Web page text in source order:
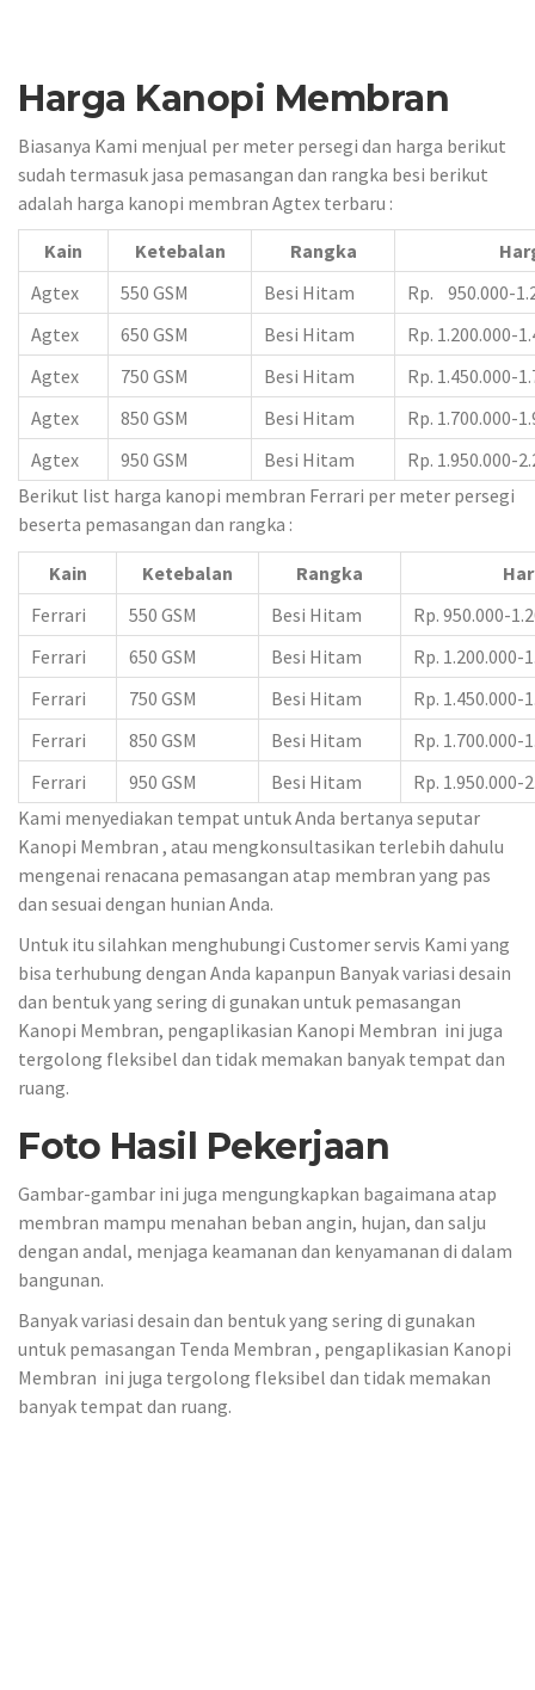
Harga Kanopi Membran
Biasanya Kami menjual per meter persegi dan harga berikut
sudah termasuk jasa pemasangan dan rangka besi berikut
adalah harga kanopi membran Agtex terbaru :
Kain Ketebalan Rangka
Agtex
550 GSM Besi Hitam
Rp. 950.000-
Agtex
650 GSM Besi Hitam
Rp. 1.200.000-
Agtex
750 GSM Besi Hitam
Rp. 1.450.000-
Agtex
850 GSM Besi Hitam
Rp. 1.700.000-
Agtex
950 GSM Besi Hitam
Rp. 1.950.000-
Berikut list harga kanopi membran Ferrari per meter persegi
beserta pemasangan dan rangka :
Kain Ketebalan Rangka
Ferrari
550 GSM Besi Hitam
Rp. 950.000-
Ferrari
650 GSM Besi Hitam
Rp. 1.200.000-
Ferrari
750 GSM Besi Hitam
Rp. 1.450.000-
Ferrari
850 GSM Besi Hitam
Rp. 1.700.000-
Ferrari
950 GSM Besi Hitam
Rp. 1.950.000-
Kami menyediakan tempat untuk Anda bertanya seputar
Kanopi Membran , atau mengkonsultasikan terlebih dahulu
mengenai renacana pemasangan atap membran yang pas
dan sesuai dengan hunian Anda.
Untuk itu silahkan menghubungi Customer servis Kami yang
bisa terhubung dengan Anda kapanpun Banyak variasi desain
dan bentuk yang sering di gunakan untuk pemasangan
Kanopi Membran, pengaplikasian Kanopi Membran ini juga
tergolong fleksibel dan tidak memakan banyak tempat dan
ruang.
Foto Hasil Pekerjaan
Gambar-gambar ini juga mengungkapkan bagaimana atap
membran mampu menahan beban angin, hujan, dan salju
dengan andal, menjaga keamanan dan kenyamanan di dalam
bangunan.
Banyak variasi desain dan bentuk yang sering di gunakan
untuk pemasangan Tenda Membran , pengaplikasian Kanopi
Membran ini juga tergolong fleksibel dan tidak memakan
banyak tempat dan ruang.